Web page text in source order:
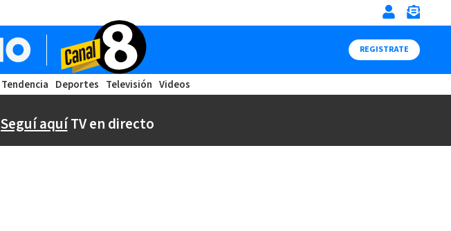
REGISTRATE
Tendencia Deportes Televisión Videos
Seguí aquíTV en directo